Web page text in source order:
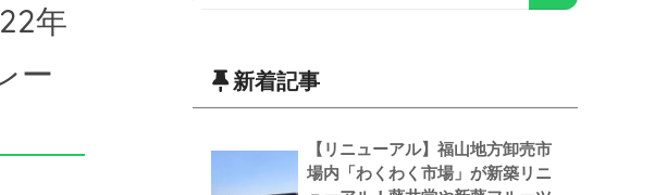
年
ー
新着記事
【リニューアル】福山地方卸売市
場内「わくわく市場」が新築リニ